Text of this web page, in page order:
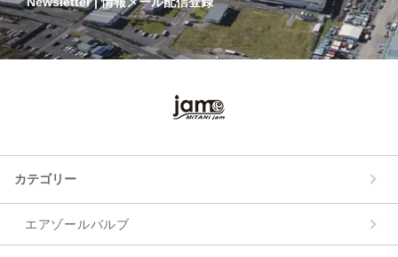
カテゴリー
エアゾールバルブ